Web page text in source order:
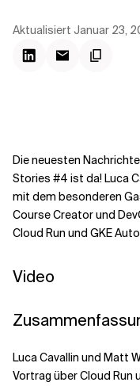
Aktualisiert Januar 23,
Die neuesten
Stories #4 ist da! Luca
mit dem besonderen
Course Creator und
Cloud Run und GKE
Video
Luca Cavallin und Matt
Vortrag über Cloud Run